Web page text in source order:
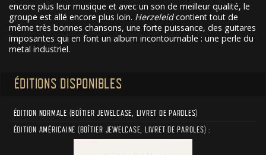
encore plus leur musique et avec un son de meilleur qualité, le
groupe est allé encore plus loin. Herzeleidcontient tout de
même très bonnes chansons, une forte puissance, des guitares
imposantes qui en font un album incontournable : une perle du
metal industriel.
ÉDITIONS DISPONIBLES
ÉDITION NORMALE (BOÎTIER JEWELCASE, LIVRET DE PAROLES)
ÉDITION AMÉRICAINE (BOÎTIER JEWELCASE, LIVRET DE PAROLES) :